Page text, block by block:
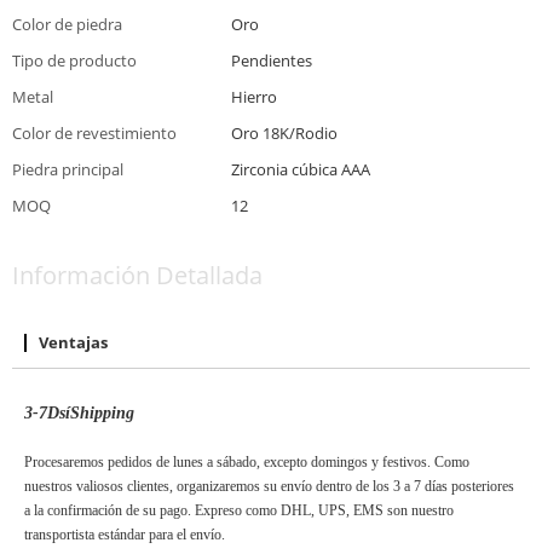
Color de piedra
Oro
Tipo de producto
Pendientes
Metal
Hierro
Color de revestimiento
Oro 18K/Rodio
Piedra principal
Zirconia cúbica AAA
MOQ
12
Información Detallada
Ventajas
3-7DsíShipping
Procesaremos pedidos de lunes a sábado, excepto domingos y festivos. Como
nuestros valiosos clientes, organizaremos su envío dentro de los 3 a 7 días posteriores
a la confirmación de su pago. Expreso como DHL, UPS, EMS son nuestro
transportista estándar para el envío.